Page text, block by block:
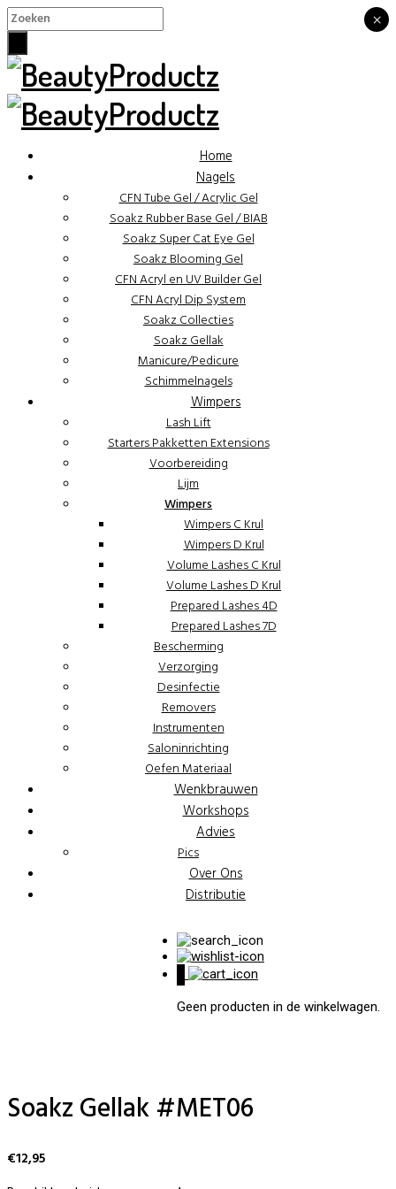
Home
Nagels
CFN Tube Gel / Acrylic Gel
Soakz Rubber Base Gel / BIAB
Soakz Super Cat Eye Gel
Soakz Blooming Gel
CFN Acryl en UV Builder Gel
CFN Acryl Dip System
Soakz Collecties
Soakz Gellak
Manicure/Pedicure
Schimmelnagels
Wimpers
Lash Lift
Starters Pakketten Extensions
Voorbereiding
Lijm
Wimpers
Wimpers C Krul
Wimpers D Krul
Volume Lashes C Krul
Volume Lashes D Krul
Prepared Lashes 4D
Prepared Lashes 7D
Bescherming
Verzorging
Desinfectie
Removers
Instrumenten
Saloninrichting
Oefen Materiaal
Wenkbrauwen
Workshops
Advies
Pics
Over Ons
Distributie
Geen producten in de winkelwagen.
Soakz Gellak #MET06
€12,95
×